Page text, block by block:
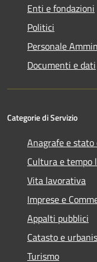
Enti e fondazioni
Politici
Personale
Documenti e dati
Categorie di Servizio
Anagrafe e
Cultura e tempo
Vita lavorativa
Imprese e
Appalti pubblici
Catasto e
Turismo